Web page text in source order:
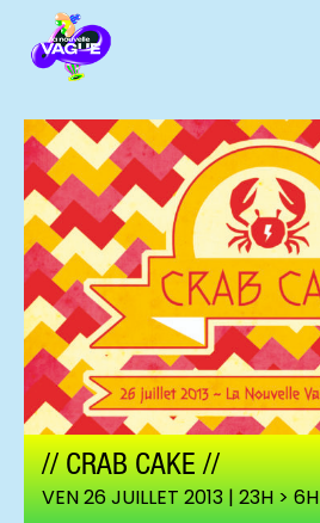
// CRAB CAKE //
VEN 26 JUILLET 2013 | 23H > 6H